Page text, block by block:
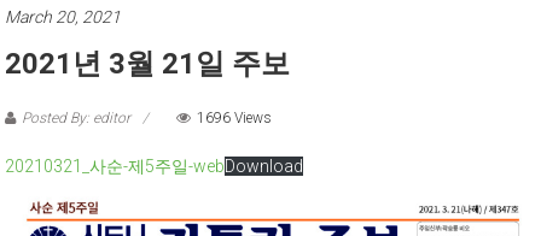
March 20, 2021
2021년 3월 21일 주보
Posted By: editor 1696 Views
20210321_사순-제5주일-webDownload